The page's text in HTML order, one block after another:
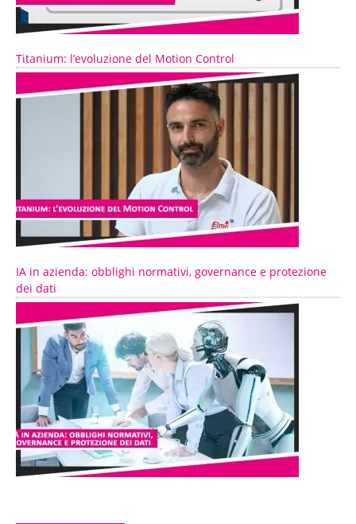
Titanium: l’evoluzione del Motion Control
IA in azienda: obblighi normativi, governance e protezione
dei dati